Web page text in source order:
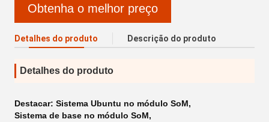
Obtenha o melhor preço
Detalhes do produto Descrição do produto
Detalhes do produto
Destacar: Sistema Ubuntu no módulo SoM,
Sistema de base no módulo SoM,